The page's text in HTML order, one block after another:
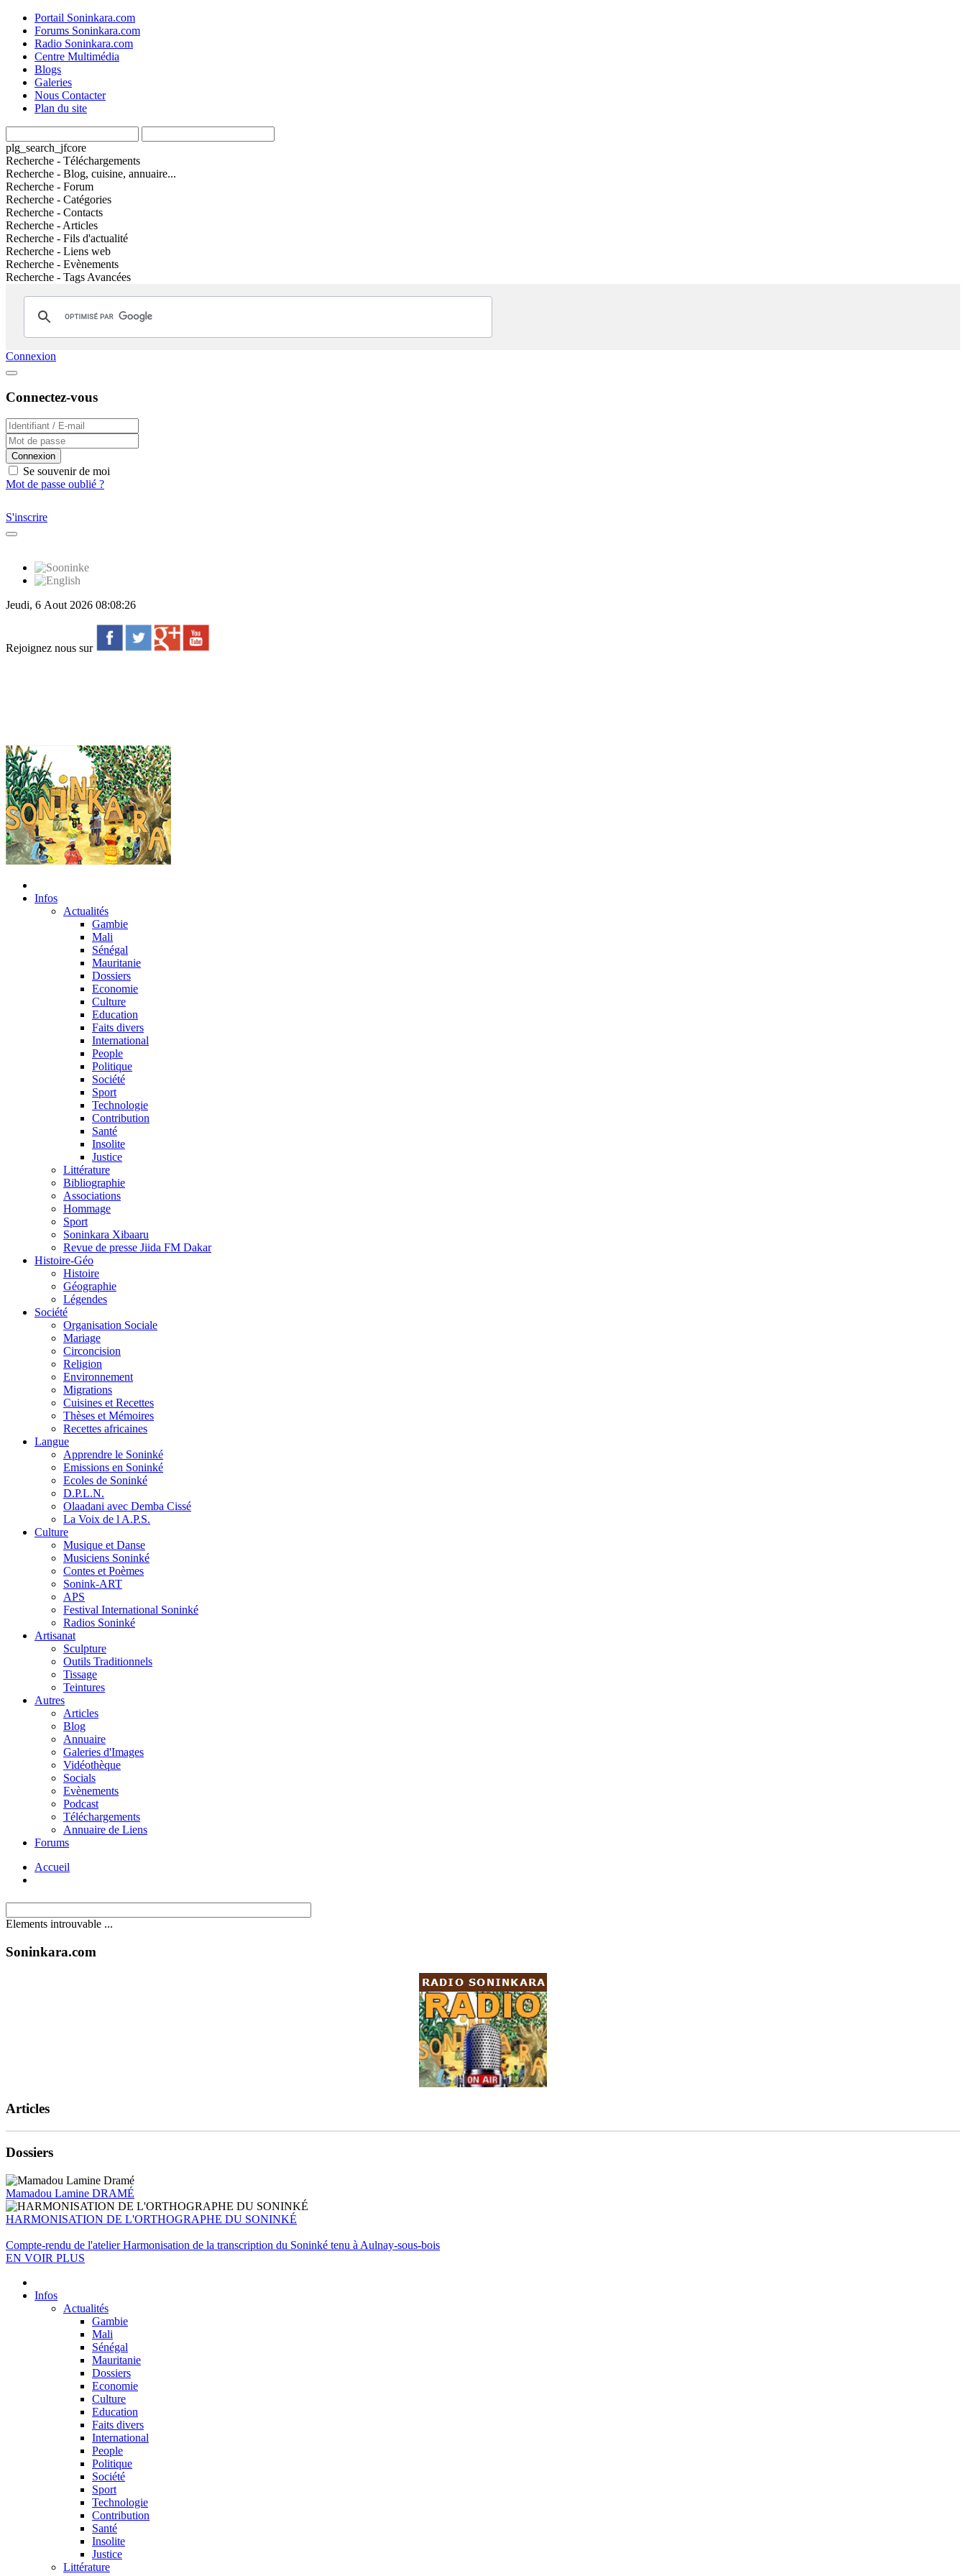
Portail Soninkara.com
Forums Soninkara.com
Radio Soninkara.com
Centre Multimédia
Blogs
Galeries
Nous Contacter
Plan du site
plg_search_jfcore
Recherche - Téléchargements
Recherche - Blog, cuisine, annuaire...
Recherche - Forum
Recherche - Catégories
Recherche - Contacts
Recherche - Articles
Recherche - Fils d'actualité
Recherche - Liens web
Recherche - Evènements
Recherche - Tags Avancées
Connexion
Connectez-vous
Connexion
Se souvenir de moi
Mot de passe oublié ?
S'inscrire
Jeudi, 6 Aout 2026 08:08:26
Rejoignez nous sur
Infos
Actualités
Gambie
Mali
Sénégal
Mauritanie
Dossiers
Economie
Culture
Education
Faits divers
International
People
Politique
Société
Sport
Technologie
Contribution
Santé
Insolite
Justice
Littérature
Bibliographie
Associations
Hommage
Sport
Soninkara Xibaaru
Revue de presse Jiida FM Dakar
Histoire-Géo
Histoire
Géographie
Légendes
Société
Organisation Sociale
Mariage
Circoncision
Religion
Environnement
Migrations
Cuisines et Recettes
Thèses et Mémoires
Recettes africaines
Langue
Apprendre le Soninké
Emissions en Soninké
Ecoles de Soninké
D.P.L.N.
Olaadani avec Demba Cissé
La Voix de l A.P.S.
Culture
Musique et Danse
Musiciens Soninké
Contes et Poèmes
Sonink-ART
APS
Festival International Soninké
Radios Soninké
Artisanat
Sculpture
Outils Traditionnels
Tissage
Teintures
Autres
Articles
Blog
Annuaire
Galeries d'Images
Vidéothèque
Socials
Evènements
Podcast
Téléchargements
Annuaire de Liens
Forums
Accueil
Elements introuvable ...
Soninkara.com
Articles
Dossiers
Mamadou Lamine DRAMÉ
HARMONISATION DE L'ORTHOGRAPHE DU SONINKÉ
Compte-rendu de l'atelier Harmonisation de la transcription du Soninké tenu à Aulnay-sous-bois
EN VOIR PLUS
Infos
Actualités
Gambie
Mali
Sénégal
Mauritanie
Dossiers
Economie
Culture
Education
Faits divers
International
People
Politique
Société
Sport
Technologie
Contribution
Santé
Insolite
Justice
Littérature